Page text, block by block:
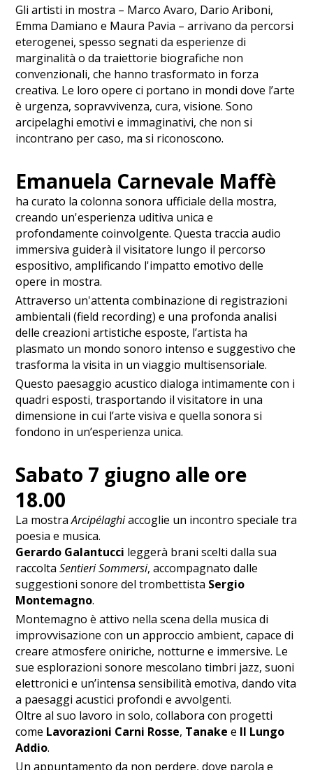
Gli artisti in mostra – Marco Avaro, Dario Ariboni,
Emma Damiano e Maura Pavia – arrivano da percorsi
eterogenei, spesso segnati da esperienze di
marginalità o da traiettorie biografiche non
convenzionali, che hanno trasformato in forza
creativa. Le loro opere ci portano in mondi dove l’arte
è urgenza, sopravvivenza, cura, visione. Sono
arcipelaghi emotivi e immaginativi, che non si
incontrano per caso, ma si riconoscono.
Emanuela Carnevale Maffè
ha curato la colonna sonora ufficiale della mostra,
creando un'esperienza uditiva unica e
profondamente coinvolgente. Questa traccia audio
immersiva guiderà il visitatore lungo il percorso
espositivo, amplificando l'impatto emotivo delle
opere in mostra.
Attraverso un'attenta combinazione di registrazioni
ambientali (field recording) e una profonda analisi
delle creazioni artistiche esposte, l’artista ha
plasmato un mondo sonoro intenso e suggestivo che
trasforma la visita in un viaggio multisensoriale.
Questo paesaggio acustico dialoga intimamente con i
quadri esposti, trasportando il visitatore in una
dimensione in cui l’arte visiva e quella sonora si
fondono in un’esperienza unica.
Sabato 7 giugno alle ore
18.00
La mostraArcipélaghiaccoglie un incontro speciale tra
poesia e musica.
Gerardo Galantucci leggerà brani scelti dalla sua
raccoltaSentieri Sommersi, accompagnato dalle
suggestioni sonore del trombettista Sergio
Montemagno.
Montemagno è attivo nella scena della musica di
improvvisazione con un approccio ambient, capace di
creare atmosfere oniriche, notturne e immersive. Le
sue esplorazioni sonore mescolano timbri jazz, suoni
elettronici e un’intensa sensibilità emotiva, dando vita
a paesaggi acustici profondi e avvolgenti.
Oltre al suo lavoro in solo, collabora con progetti
come Lavorazioni Carni Rosse, Tanake e Il Lungo
Addio.
Un appuntamento da non perdere, dove parola e